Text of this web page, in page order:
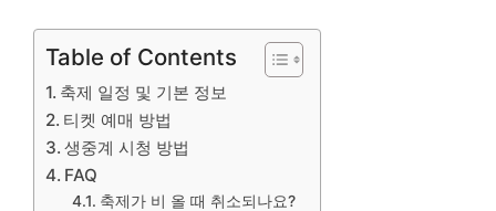
Table of Contents
축제 일정 및 기본 정보
티켓 예매 방법
생중계 시청 방법
FAQ
축제가 비 올 때 취소되나요?